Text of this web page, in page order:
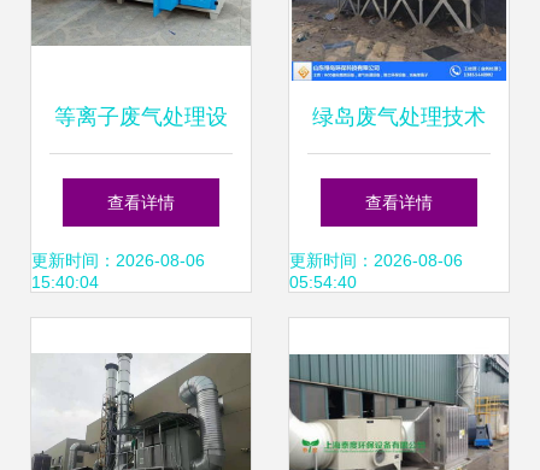
等离子废气处理设
备 梅州宏扬引领绿
色工业新潮流
查看详情
更新时间：2026-08-06
15:40:04
绿岛废气处理技术
催化燃烧设备在驻
马店工业中的应用
查看详情
更新时间：2026-08-06
05:54:40